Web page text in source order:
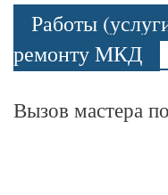
Работы
ремонту МКД
Вызов мастера